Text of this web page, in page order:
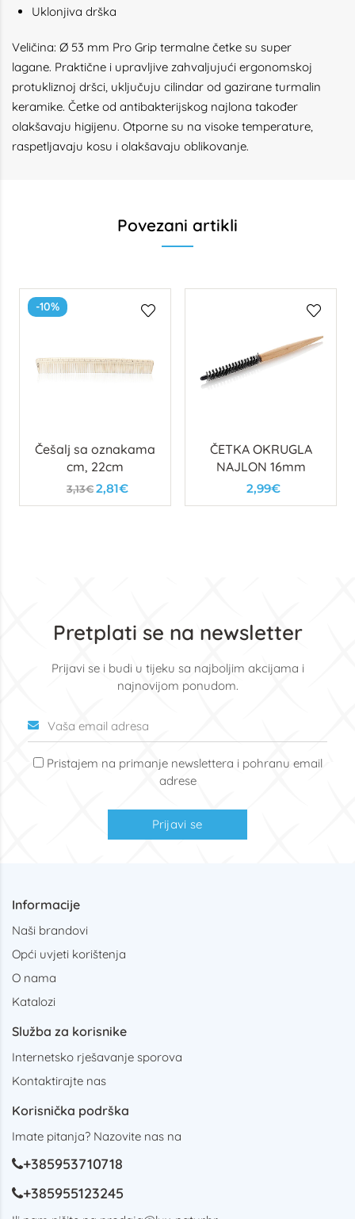
Uklonjiva drška
Veličina: Ø 53 mm Pro Grip termalne četke su super
lagane. Praktične i upravljive zahvaljujući ergonomskoj
protukliznoj dršci, uključuju cilindar od gazirane turmalin
keramike. Četke od antibakterijskog najlona također
olakšavaju higijenu. Otporne su na visoke temperature,
raspetljavaju kosu i olakšavaju oblikovanje.
Povezani artikli
-10%
Češalj sa oznakama
cm, 22cm
3,13€2,81€
ČETKA OKRUGLA
NAJLON 16mm
2,99€
Pretplati se na newsletter
Prijavi se i budi u tijeku sa najboljim akcijama i
najnovijom ponudom.
Pristajem na primanje newslettera i pohranu email
adrese
Prijavi se
Informacije
Naši brandovi
Opći uvjeti korištenja
O nama
Katalozi
Služba za korisnike
Internetsko rješavanje sporova
Kontaktirajte nas
Korisnička podrška
Imate pitanja? Nazovite nas na
+385953710718
+385955123245